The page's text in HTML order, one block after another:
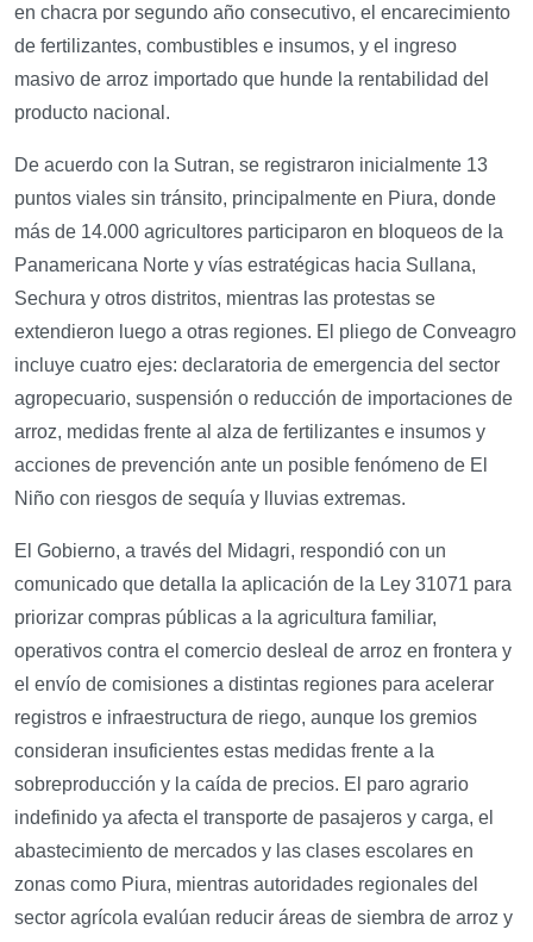
en chacra por segundo año consecutivo, el encarecimiento
de fertilizantes, combustibles e insumos, y el ingreso
masivo de arroz importado que hunde la rentabilidad del
producto nacional.
De acuerdo con la Sutran, se registraron inicialmente 13
puntos viales sin tránsito, principalmente en Piura, donde
más de 14.000 agricultores participaron en bloqueos de la
Panamericana Norte y vías estratégicas hacia Sullana,
Sechura y otros distritos, mientras las protestas se
extendieron luego a otras regiones. El pliego de Conveagro
incluye cuatro ejes: declaratoria de emergencia del sector
agropecuario, suspensión o reducción de importaciones de
arroz, medidas frente al alza de fertilizantes e insumos y
acciones de prevención ante un posible fenómeno de El
Niño con riesgos de sequía y lluvias extremas.
El Gobierno, a través del Midagri, respondió con un
comunicado que detalla la aplicación de la Ley 31071 para
priorizar compras públicas a la agricultura familiar,
operativos contra el comercio desleal de arroz en frontera y
el envío de comisiones a distintas regiones para acelerar
registros e infraestructura de riego, aunque los gremios
consideran insuficientes estas medidas frente a la
sobreproducción y la caída de precios. El paro agrario
indefinido ya afecta el transporte de pasajeros y carga, el
abastecimiento de mercados y las clases escolares en
zonas como Piura, mientras autoridades regionales del
sector agrícola evalúan reducir áreas de siembra de arroz y